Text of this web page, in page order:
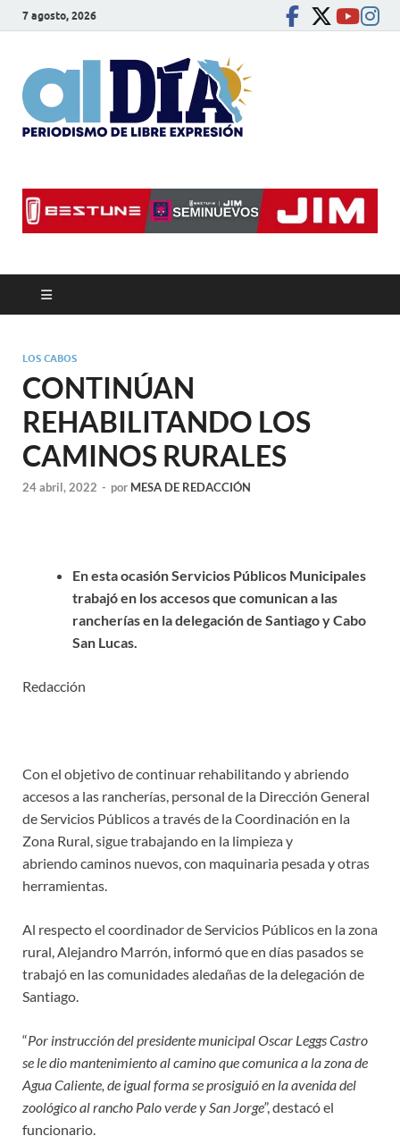
7 agosto, 2026
LOS CABOS
CONTINÚAN
REHABILITANDO LOS
CAMINOS RURALES
24 abril, 2022 - por MESA DE REDACCIÓN
En esta ocasión Servicios Públicos Municipales
trabajó en los accesos que comunican a las
rancherías en la delegación de Santiago y Cabo
San Lucas.
Redacción
Con el objetivo de continuar rehabilitando y abriendo
accesos a las rancherías, personal de la Dirección General
de Servicios Públicos a través de la Coordinación en la
Zona Rural, sigue trabajando en la limpieza y
abriendo caminos nuevos, con maquinaria pesada y otras
herramientas.
Al respecto el coordinador de Servicios Públicos en la zona
rural, Alejandro Marrón, informó que en días pasados se
trabajó en las comunidades aledañas de la delegación de
Santiago.
“Por instrucción del presidente municipal Oscar Leggs Castro
se le dio mantenimiento al camino que comunica a la zona de
Agua Caliente, de igual forma se prosiguió en la avenida del
zoológico al rancho Palo verde y San Jorge’’, destacó el
funcionario.